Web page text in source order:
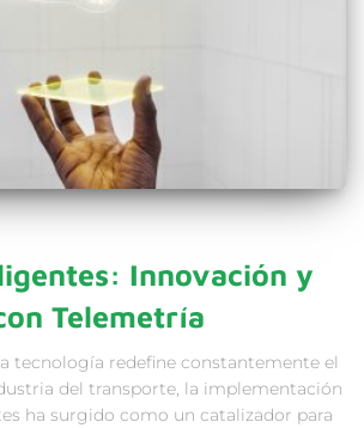
Innovación y
Telemetría
tecnología redefine constantemente el
del transporte, la implementación
ha surgido como un catalizador para